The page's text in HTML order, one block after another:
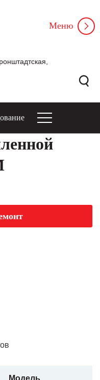
Меню
Модель